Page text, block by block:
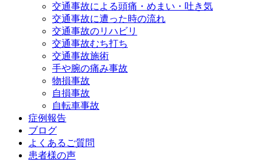
交通事故による頭痛・めまい・吐き気
交通事故に遭った時の流れ
交通事故のリハビリ
交通事故むち打ち
交通事故施術
手や腕の痛み事故
物損事故
自損事故
自転車事故
症例報告
ブログ
よくあるご質問
患者様の声